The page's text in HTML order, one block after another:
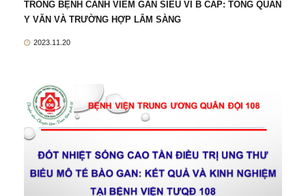
TRONG BỆNH CẢNH VIÊM GAN SIÊU VI B CẤP: TỔNG QUAN
Y VĂN VÀ TRƯỜNG HỢP LÂM SÀNG
2023.11.20